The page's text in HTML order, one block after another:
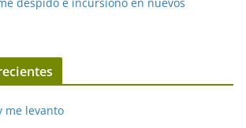
despido e incursiono en nuevos
me levanto